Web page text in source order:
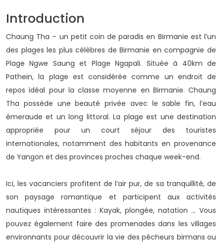
Introduction
Chaung Tha – un petit coin de paradis en Birmanie est l’un
des plages les plus célèbres de Birmanie en compagnie de
Plage Ngwe Saung et Plage Ngapali. Située à 40km de
Pathein, la plage est considérée comme un endroit de
repos idéal pour la classe moyenne en Birmanie. Chaung
Tha possède une beauté privée avec le sable fin, l’eau
émeraude et un long littoral. La plage est une destination
appropriée pour un court séjour des touristes
internationales, notamment des habitants en provenance
de Yangon et des provinces proches chaque week-end.
Ici, les vacanciers profitent de l’air pur, de sa tranquillité, de
son paysage romantique et participent aux activités
nautiques intéressantes : Kayak, plongée, natation … Vous
pouvez également faire des promenades dans les villages
environnants pour découvrir la vie des pêcheurs birmans ou